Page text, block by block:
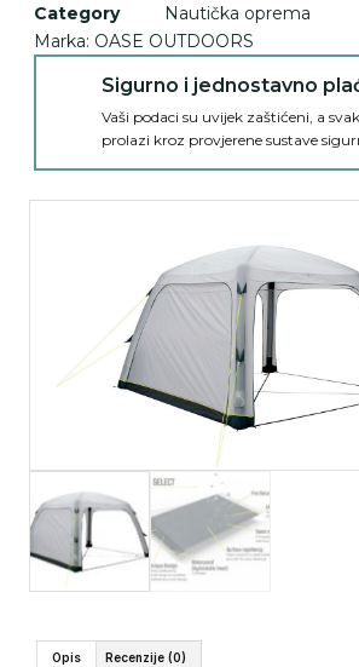
Category
Nautička oprema
Marka: OASE OUTDOORS
Sigurno i jednostavno
Vaši podaci su uvijek zaštićeni, a
prolazi kroz provjerene sustave
Opis Recenzije (0)